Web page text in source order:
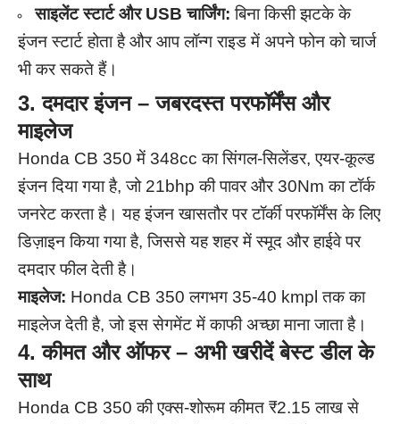
साइलेंट स्टार्ट और USB चार्जिंग: बिना किसी झटके के
इंजन स्टार्ट होता है और आप लॉन्ग राइड में अपने फोन को चार्ज
भी कर सकते हैं।
3. दमदार इंजन – जबरदस्त परफॉर्मेंस और
माइलेज
Honda CB 350 में 348cc का सिंगल-सिलेंडर, एयर-कूल्ड
इंजन दिया गया है, जो 21bhp की पावर और 30Nm का टॉर्क
जनरेट करता है। यह इंजन खासतौर पर टॉर्की परफॉर्मेंस के लिए
डिज़ाइन किया गया है, जिससे यह शहर में स्मूद और हाईवे पर
दमदार फील देती है।
माइलेज: Honda CB 350 लगभग 35-40 kmpl तक का
माइलेज देती है, जो इस सेगमेंट में काफी अच्छा माना जाता है।
4. कीमत और ऑफर – अभी खरीदें बेस्ट डील के
साथ
Honda CB 350 की एक्स-शोरूम कीमत ₹2.15 लाख से